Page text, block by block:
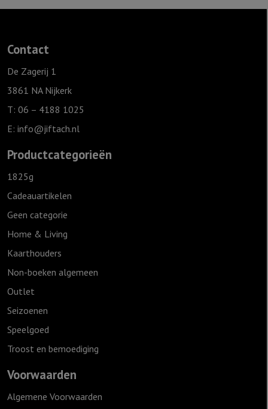
'Mama
Contact
De Zagerij 1
3861 NA Nijkerk
T: 06 – 4188 1025
E: info@jiftach.nl
Productcategorieën
1825g
Cadeauartikelen
Geen categorie
Home & Living
Kaarthouders
Non-boeken algemeen
Outlet
Seizoenen
Speelgoed
Troost en bemoediging
Voorwaarden
Algemene Voorwaarden